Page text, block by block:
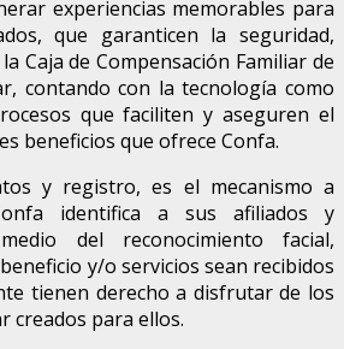
experiencias memorables para
que garanticen la seguridad,
Caja de Compensación Familiar de
contando con la tecnología como
que faciliten y aseguren el
beneficios que ofrece Confa.
y registro, es el mecanismo a
identifica a sus afiliados y
del reconocimiento facial,
y/o servicios sean recibidos
tienen derecho a disfrutar de los
creados para ellos.